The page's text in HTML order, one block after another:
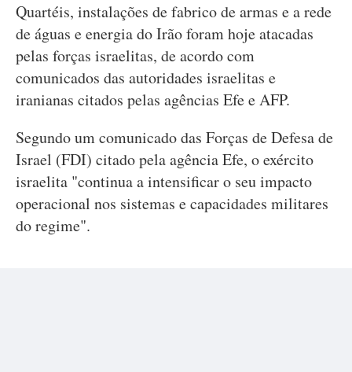
Quartéis, instalações de fabrico de armas e a rede
de águas e energia do Irão foram hoje atacadas
pelas forças israelitas, de acordo com
comunicados das autoridades israelitas e
iranianas citados pelas agências Efe e AFP.
Segundo um comunicado das Forças de Defesa de
Israel (FDI) citado pela agência Efe, o exército
israelita "continua a intensificar o seu impacto
operacional nos sistemas e capacidades militares
do regime".